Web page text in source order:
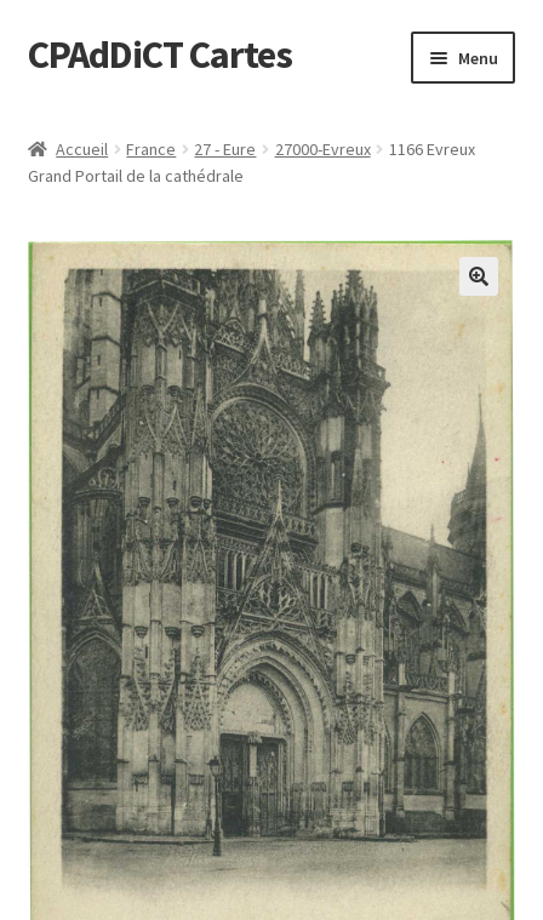
Aller
à
navigation
Aller
au
CPAdDiCT Cartes Menu
Panier
Accueil France 27 - Eure 27000-Evreux
1166 Evreux
Grand Portail de la cathédrale